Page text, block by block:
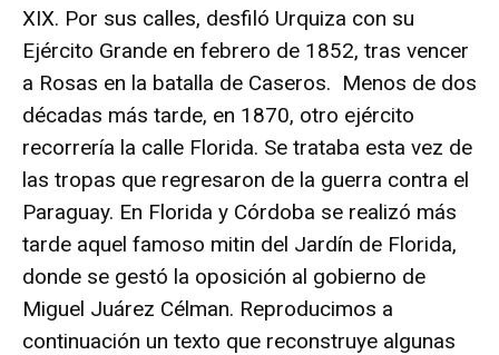
XIX. Por sus calles, desfiló Urquiza con su
Ejército Grande en febrero de 1852, tras vencer
a Rosas en la batalla de Caseros. Menos de dos
décadas más tarde, en 1870, otro ejército
recorrería la calle Florida. Se trataba esta vez de
las tropas que regresaron de la guerra contra el
Paraguay. En Florida y Córdoba se realizó más
tarde aquel famoso mitin del Jardín de Florida,
donde se gestó la oposición al gobierno de
Miguel Juárez Célman. Reproducimos a
continuación un texto que reconstruye algunas